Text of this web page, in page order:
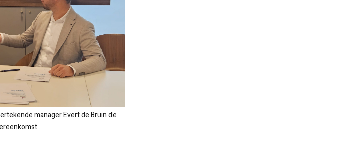
manager Evert de Bruin de